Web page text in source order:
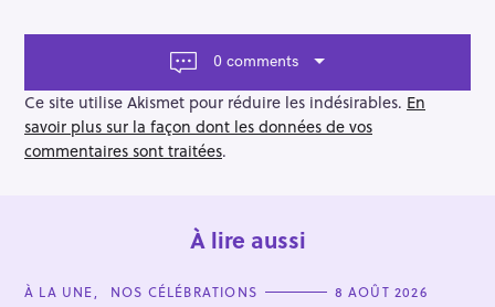
a
o
n
0 comments
Ce site utilise Akismet pour réduire les indésirables. En
savoir plus sur la façon dont les données de vos
commentaires sont traitées.
À lire aussi
C
À LA UNE NOS CÉLÉBRATIONS 8 AOÛT 2026
c
e
r